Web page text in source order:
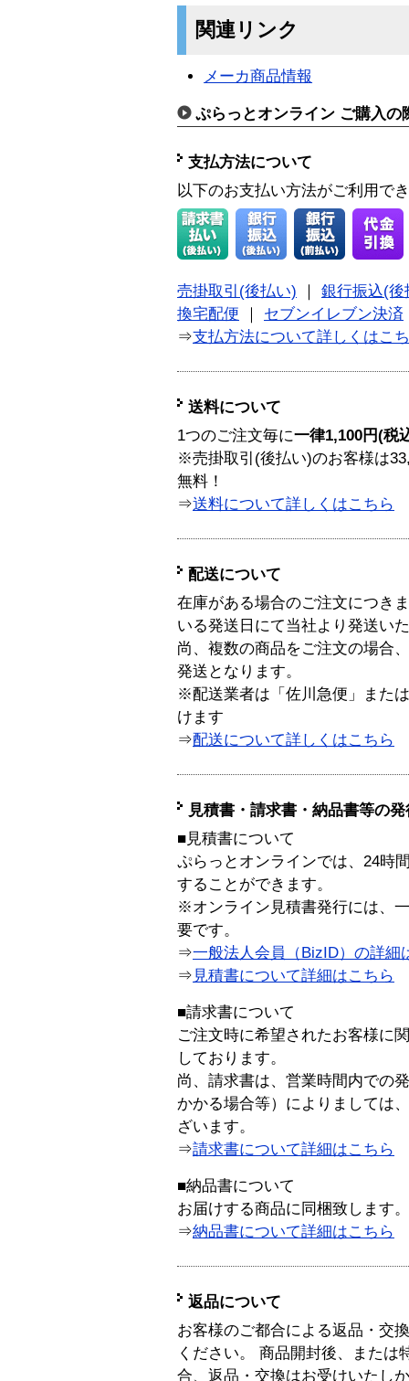
関連リンク
メーカ商品情報
ぷらっとオンライン ご購入の
支払方法について
以下のお支払い方法がご利用で
売掛取引(後払い)
銀行振込(後
換宅配便
セブンイレブン決済
⇒支払方法について詳しくはこ
送料について
1つのご注文毎に一律1,100円(税
※売掛取引(後払い)のお客様は
無料！
⇒送料について詳しくはこちら
配送について
在庫がある場合のご注文につき
いる発送日にて当社より発送い
尚、複数の商品をご注文の場合
発送となります。
※配送業者は「佐川急便」また
けます
⇒配送について詳しくはこちら
見積書・請求書・納品書等の
■見積書について
ぷらっとオンラインでは、24時
することができます。
※オンライン見積書発行には、
要です。
⇒一般法人会員（BizID）の詳細
⇒ 見積書について詳細はこちら
■請求書について
ご注文時に希望されたお客様に
しております。
尚、請求書は、営業時間内での
かかる場合等）によりましては
ざいます。
⇒請求書について詳細はこちら
■納品書について
お届けする商品に同梱致します。
⇒納品書について詳細はこちら
返品について
お客様のご都合による返品・交
ください。 商品開封後、または
合、返品・交換はお受けいたし